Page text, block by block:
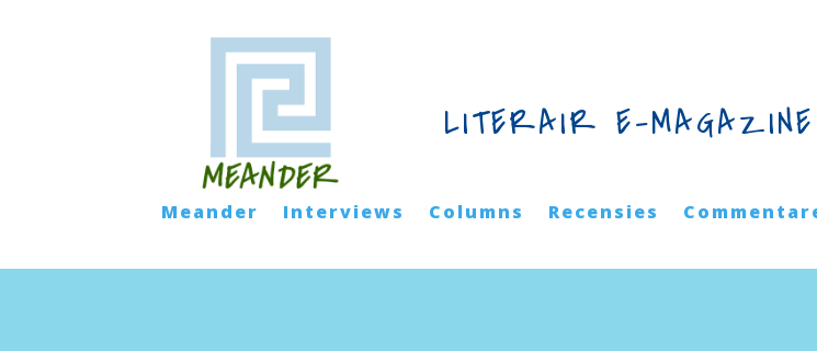
LITERAIR E-MAGAZINE
Meander Interviews Columns Recensies